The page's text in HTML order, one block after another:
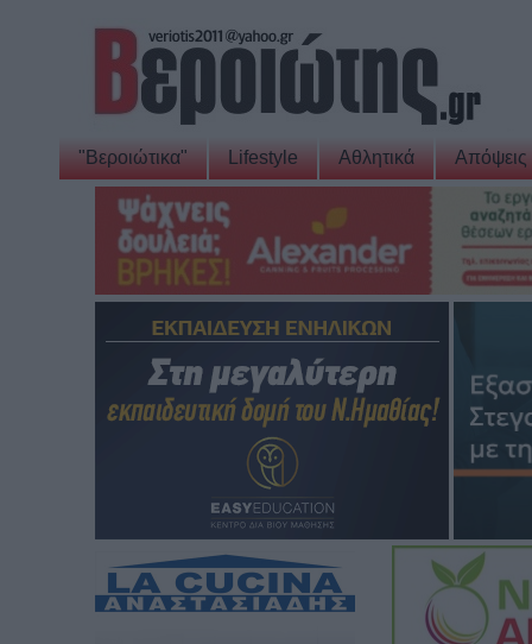
"Βεροιώτικα" Lifestyle Αθλητικά Απόψεις